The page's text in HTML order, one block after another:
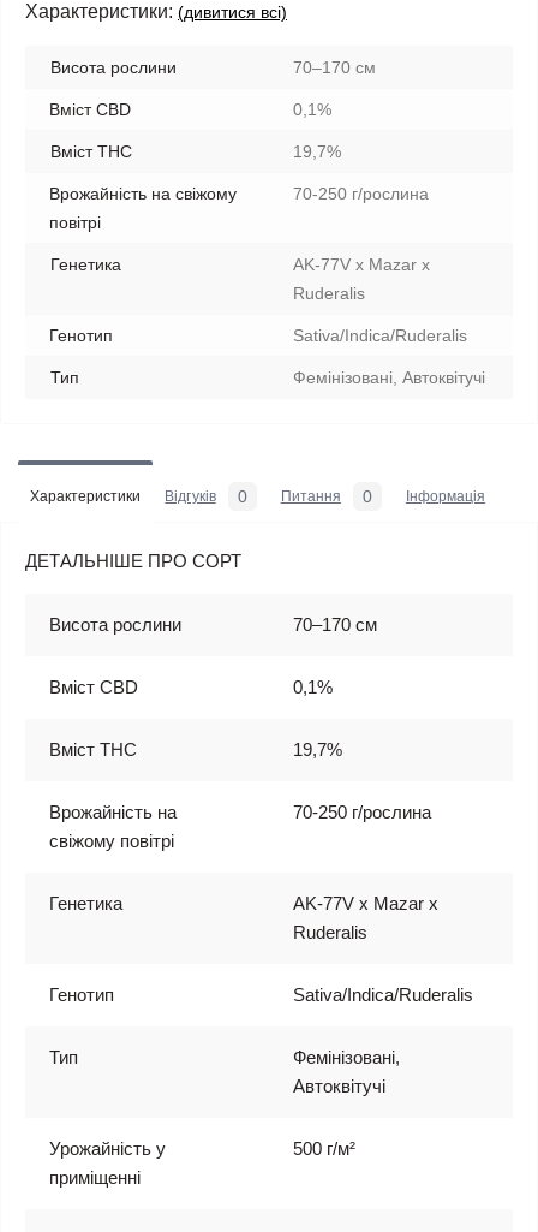
Характеристики: (дивитися всі)
Висота рослини 70–170 см
Вміст CBD 0,1%
Вміст THC 19,7%
Врожайність на свіжому
повітрі
70-250 г/рослина
Генетика
AK-77V x Mazar x
Ruderalis
Генотип Sativa/Indica/Ruderalis
Тип Фемінізовані, Автоквітучі
Характеристики Відгуків 0 Питання 0 Iнформація
ДЕТАЛЬНІШЕ ПРО СОРТ
Висота рослини 70–170 см
Вміст CBD 0,1%
Вміст THC 19,7%
Врожайність на
свіжому повітрі
70-250 г/рослина
Генетика
AK-77V x Mazar x
Ruderalis
Генотип Sativa/Indica/Ruderalis
Тип
Фемінізовані,
Автоквітучі
Урожайність у
приміщенні
500 г/м²